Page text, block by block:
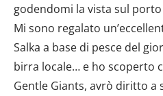
godendomi la vista sul
Mi sono regalato
Salka a base di pesce del
birra locale… e ho scoperto
Gentle Giants, avrò diritto a